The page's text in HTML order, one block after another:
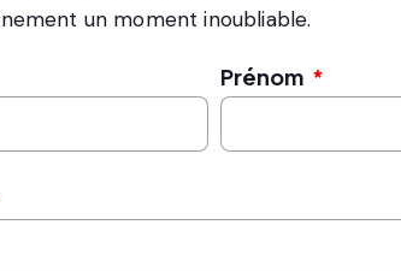
un moment inoubliable.
Prénom